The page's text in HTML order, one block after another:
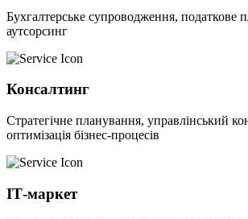
Бухгалтерське супроводження, податкове
аутсорсинг
Консалтинг
Стратегічне планування, управлінський
оптимізація бізнес-процесів
ІТ-маркет